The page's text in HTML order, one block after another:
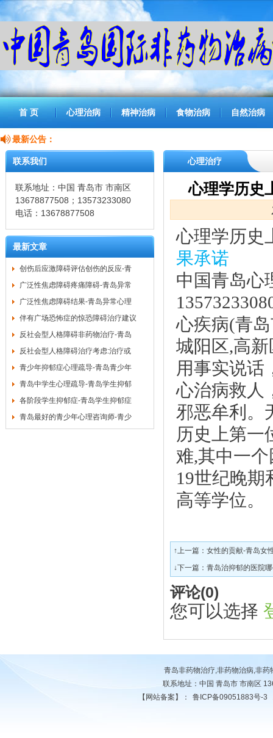
首 页 心理治病 精神治病 食物治病 自然治病
最新公告：
联系我们
联系地址：中国 青岛市 市南区
13678877508；13573233080
电话：13678877508
最新文章
创伤后应激障碍评估创伤的反应-青
广泛性焦虑障碍疼痛障碍-青岛异常
广泛性焦虑障碍结果-青岛异常心理
伴有广场恐怖症的惊恐障碍治疗建议
反社会型人格障碍非药物治疗-青岛
反社会型人格障碍治疗考虑:治疗或
青少年抑郁症心理疏导-青岛青少年
青岛中学生心理疏导-青岛学生抑郁
各阶段学生抑郁症-青岛学生抑郁症
青岛最好的青少年心理咨询师-青少
心理治疗
心理学历史
心理学历史
果承诺
中国青岛心
心疾病(青
城阳区,高
用事实说话
心治病救人
邪恶牟利。
历史上第一
难,其中一
19世纪晚期
高等学位。
↑上一篇： 女性的贡献-青岛女
↓下一篇： 青岛治抑郁的医院
评论(0)
您可以选择
青岛非药物治疗,非药物治病,非
联系地址：中国 青岛市 市南区
【网站备案】：
鲁ICP备09051883号-3